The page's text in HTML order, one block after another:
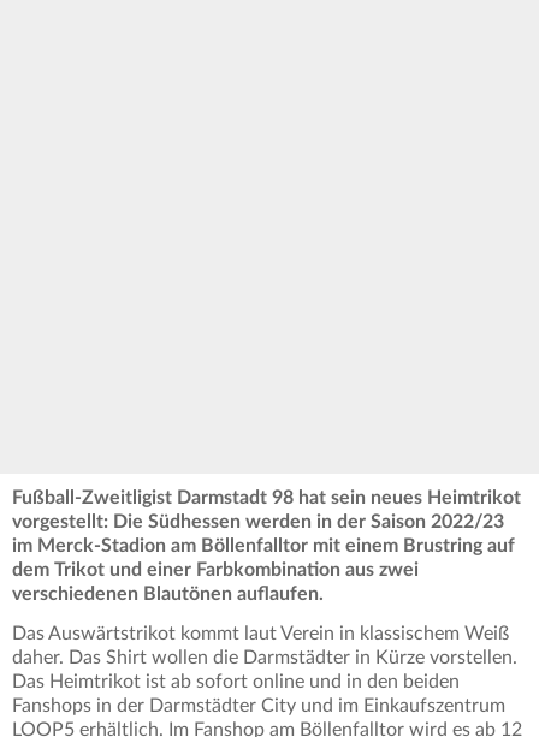
Fußball-Zweitligist Darmstadt 98 hat sein neues Heimtrikot
vorgestellt: Die Südhessen werden in der Saison 2022/23
im Merck-Stadion am Böllenfalltor mit einem Brustring auf
dem Trikot und einer Farbkombination aus zwei
verschiedenen Blautönen auflaufen.
Das Auswärtstrikot kommt laut Verein in klassischem Weiß
daher. Das Shirt wollen die Darmstädter in Kürze vorstellen.
Das Heimtrikot ist ab sofort online und in den beiden
Fanshops in der Darmstädter City und im Einkaufszentrum
LOOP5 erhältlich. Im Fanshop am Böllenfalltor wird es ab 12